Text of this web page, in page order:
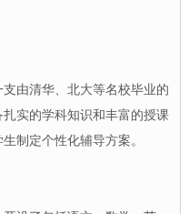
由清华、北大等名校毕业的
实的学科知识和丰富的授课
制定个性化辅导方案。